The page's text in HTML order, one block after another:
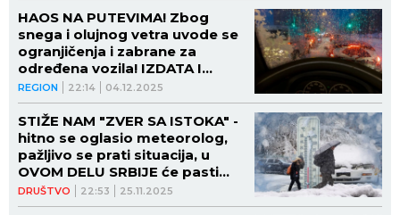
REGION 22:14 04.12.2025
HAOS NA PUTEVIMA! Zbog
snega i olujnog vetra uvode se
ogranjičenja i zabrane za
određena vozila! IZDATA I
UPOZORENJA! (VIDEO)
DRUŠTVO 22:53 25.11.2025
STIŽE NAM "ZVER SA ISTOKA" -
hitno se oglasio meteorolog,
pažljivo se prati situacija, u
OVOM DELU SRBIJE će pasti
NAJVIŠE SNEGA